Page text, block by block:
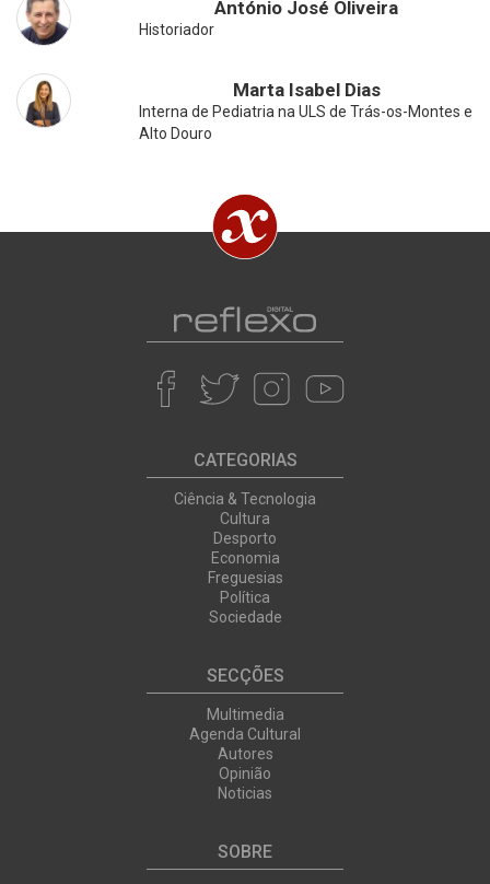
António José Oliveira
Historiador
Marta Isabel Dias
Interna de Pediatria na ULS de Trás-os-Montes e
Alto Douro
CATEGORIAS
Ciência & Tecnologia
Cultura
Desporto
Economia
Freguesias
Política
Sociedade
SECÇÕES
Multimedia
Agenda Cultural
Autores
Opinião
Noticias
SOBRE